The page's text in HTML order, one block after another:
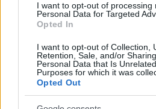
I want to opt-out of processing
Personal Data for Targeted
Opted In
I want to opt-out of Collection,
Retention, Sale, and/or
Personal Data that Is
Purposes for which it was
Opted Out
γυρνάει πίσω και λέει θα
χειρουργείο. Ο
ήθελε να γίνει το
προφανώς πίεζαν και αυτοί
χειρουργεία», ανέφερε.